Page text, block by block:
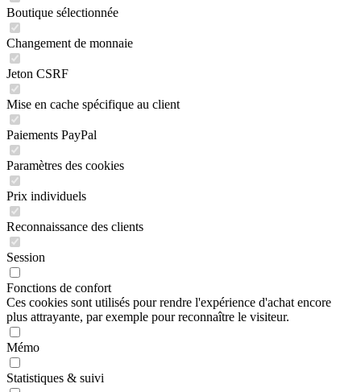
Boutique sélectionnée
Changement de monnaie
Jeton CSRF
Mise en cache spécifique au client
Paiements PayPal
Paramètres des cookies
Prix individuels
Reconnaissance des clients
Session
Fonctions de confort
Ces cookies sont utilisés pour rendre l'expérience d'achat encore
plus attrayante, par exemple pour reconnaître le visiteur.
Mémo
Statistiques & suivi